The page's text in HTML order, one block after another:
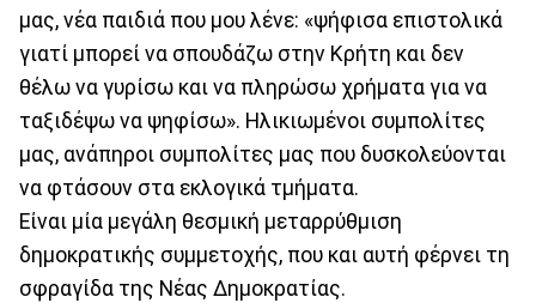
μας, νέα παιδιά που μου λένε: «ψήφισα επιστολικά
γιατί μπορεί να σπουδάζω στην Κρήτη και δεν
θέλω να γυρίσω και να πληρώσω χρήματα για να
ταξιδέψω να ψηφίσω». Ηλικιωμένοι συμπολίτες
μας, ανάπηροι συμπολίτες μας που δυσκολεύονται
να φτάσουν στα εκλογικά τμήματα.
Είναι μία μεγάλη θεσμική μεταρρύθμιση
δημοκρατικής συμμετοχής, που και αυτή φέρνει τη
σφραγίδα της Νέας Δημοκρατίας.